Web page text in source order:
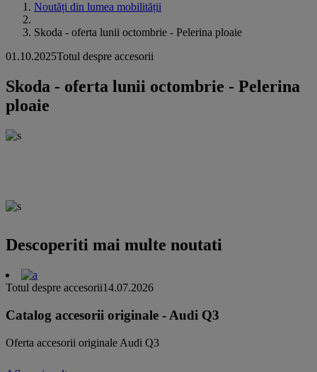
Noutăți din lumea mobilității
Skoda - oferta lunii octombrie - Pelerina ploaie
01.10.2025Totul despre accesorii
Skoda - oferta lunii octombrie - Pelerina
ploaie
Descoperiti mai multe noutati
Totul despre accesorii14.07.2026
Catalog accesorii originale - Audi Q3
Oferta accesorii originale Audi Q3